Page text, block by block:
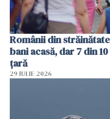
Românii din
bani acasă, dar 7 din
țară
29 IULIE 2026